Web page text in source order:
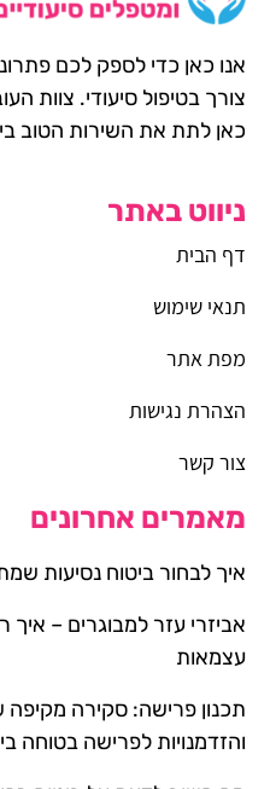
אנו כאן כדי לספק לכם
צורך בטיפול סיעודי. צוות
כאן לתת את השירות הטוב
ניווט באתר
דף הבית
תנאי שימוש
מפת אתר
הצהרת נגישות
צור קשר
מאמרים אחרונים
איך לבחור ביטוח נסיעות
אביזרי עזר למבוגרים – איך
עצמאות
תכנון פרישה: סקירה מקיפה
והזדמנויות לפרישה בטוחה